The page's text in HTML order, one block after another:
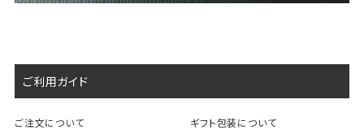
ご利用ガイド
ご注文について ギフト包装について